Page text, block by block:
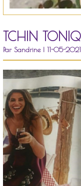
TCHIN
Par Sandrine | 11-05-2021